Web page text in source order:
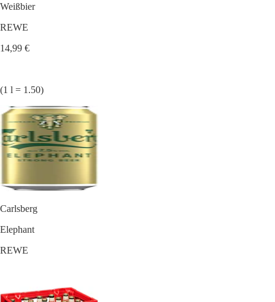
Weißbier
REWE
14,99 €
(1 l = 1.50)
Carlsberg
Elephant
REWE